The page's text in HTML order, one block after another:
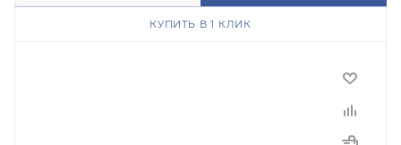
КУПИТЬ В 1 КЛИК